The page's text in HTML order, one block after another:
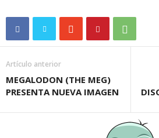
Artículo anterior
MEGALODON (THE MEG)
PRESENTA NUEVA IMAGEN